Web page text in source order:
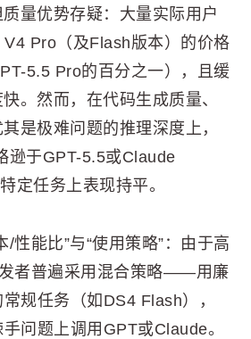
量优势存疑：大量实际用户
Pro（及Flash版本）的价格
5.5 Pro的百分之一），且缓
。然而，在代码生成质量、
是极难问题的推理深度上，
逊于GPT-5.5或Claude
定任务上表现持平。
/性能比”与“使用策略”：由于高
者普遍采用混合策略——用廉
规任务（如DS4 Flash），
问题上调用GPT或Claude。